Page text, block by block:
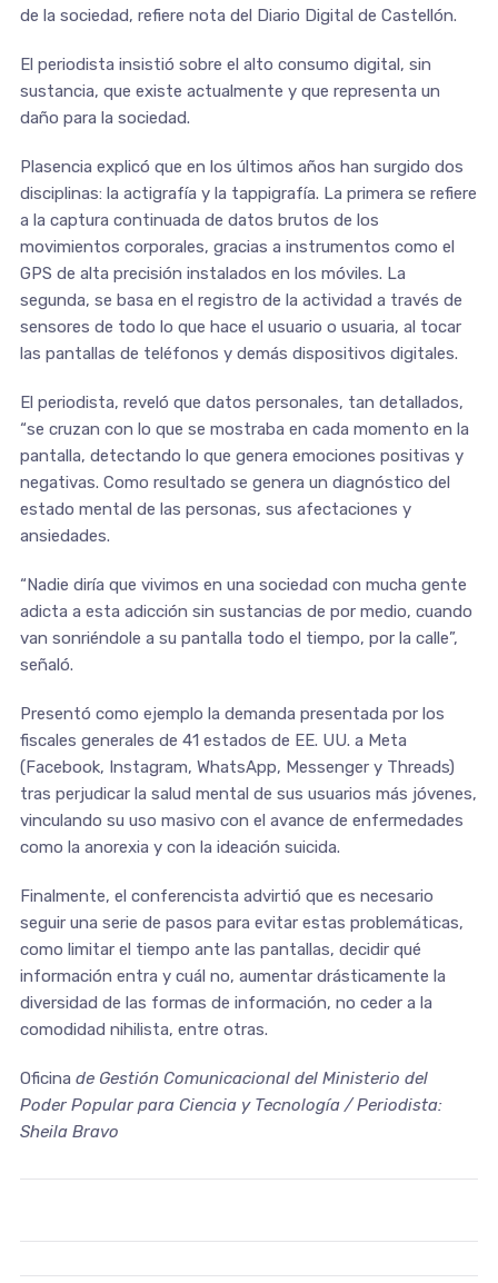
de la sociedad, refiere nota del Diario Digital de Castellón.
El periodista insistió sobre el alto consumo digital, sin
sustancia, que existe actualmente y que representa un
daño para la sociedad.
Plasencia explicó que en los últimos años han surgido dos
disciplinas: la actigrafía y la tappigrafía. La primera se refiere
a la captura continuada de datos brutos de los
movimientos corporales, gracias a instrumentos como el
GPS de alta precisión instalados en los móviles. La
segunda, se basa en el registro de la actividad a través de
sensores de todo lo que hace el usuario o usuaria, al tocar
las pantallas de teléfonos y demás dispositivos digitales.
El periodista, reveló que datos personales, tan detallados,
“se cruzan con lo que se mostraba en cada momento en la
pantalla, detectando lo que genera emociones positivas y
negativas. Como resultado se genera un diagnóstico del
estado mental de las personas, sus afectaciones y
ansiedades.
“Nadie diría que vivimos en una sociedad con mucha gente
adicta a esta adicción sin sustancias de por medio, cuando
van sonriéndole a su pantalla todo el tiempo, por la calle”,
señaló.
Presentó como ejemplo la demanda presentada por los
fiscales generales de 41 estados de EE. UU. a Meta
(Facebook, Instagram, WhatsApp, Messenger y Threads)
tras perjudicar la salud mental de sus usuarios más jóvenes,
vinculando su uso masivo con el avance de enfermedades
como la anorexia y con la ideación suicida.
Finalmente, el conferencista advirtió que es necesario
seguir una serie de pasos para evitar estas problemáticas,
como limitar el tiempo ante las pantallas, decidir qué
información entra y cuál no, aumentar drásticamente la
diversidad de las formas de información, no ceder a la
comodidad nihilista, entre otras.
Oficina de Gestión Comunicacional del Ministerio del
Poder Popular para Ciencia y Tecnología / Periodista:
Sheila Bravo